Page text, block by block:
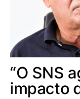
“O SNS
impacto